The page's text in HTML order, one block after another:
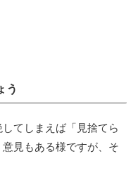
う
てしまえば「見捨てら
見もある様ですが、そ